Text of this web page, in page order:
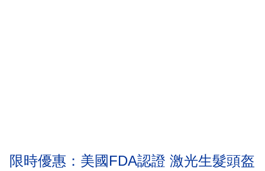
限時優惠：美國FDA認證 激光生髮頭盔